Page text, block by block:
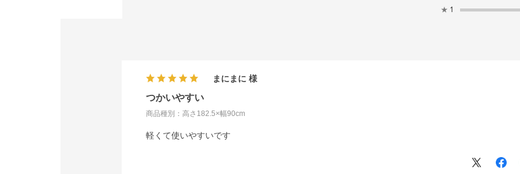
★ 1
つかいやすい
商品種別：高さ182.5×幅90cm
まにまに
軽くて使いやすいです